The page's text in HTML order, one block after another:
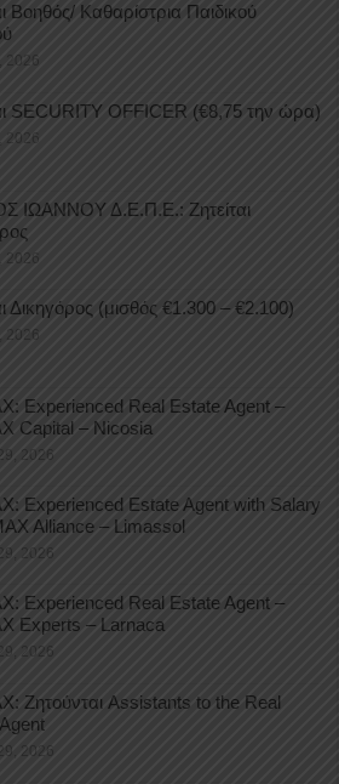
Βοηθός/ Καθαρίστρια Παιδικού
2026
SECURITY OFFICER (€8,75 την ώρα)
2026
ΙΩΑΝΝΟΥ Δ.Ε.Π.Ε.: Ζητείται
2026
Δικηγόρος (μισθός €1.300 – €2.100)
2026
Experienced Real Estate Agent –
Capital – Nicosia
2026
Experienced Estate Agent with Salary
Alliance – Limassol
2026
Experienced Real Estate Agent –
Experts – Larnaca
2026
Ζητούνται Assistants to the Real
2026